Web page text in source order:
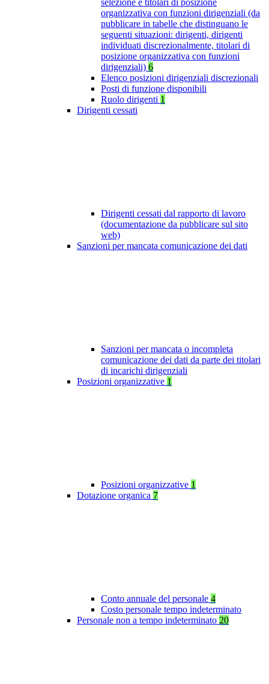
selezione e titolari di posizione
organizzativa con funzioni dirigenziali (da
pubblicare in tabelle che distinguano le
seguenti situazioni: dirigenti, dirigenti
individuati discrezionalmente, titolari di
posizione organizzativa con funzioni
dirigenziali) 6
Elenco posizioni dirigenziali discrezionali
Posti di funzione disponibili
Ruolo dirigenti 1
Dirigenti cessati
Dirigenti cessati dal rapporto di lavoro
(documentazione da pubblicare sul sito
web)
Sanzioni per mancata comunicazione dei dati
Sanzioni per mancata o incompleta
comunicazione dei dati da parte dei titolari
di incarichi dirigenziali
Posizioni organizzative 1
Posizioni organizzative 1
Dotazione organica 7
Conto annuale del personale 4
Costo personale tempo indeterminato
Personale non a tempo indeterminato 20